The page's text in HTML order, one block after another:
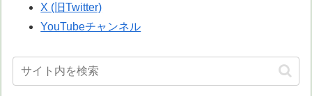
X (旧Twitter)
YouTubeチャンネル